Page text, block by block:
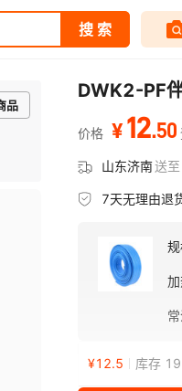
品
DWK2-PF
价格 ¥12.50
山东济南送至
7天无理由退
¥12.5 库存